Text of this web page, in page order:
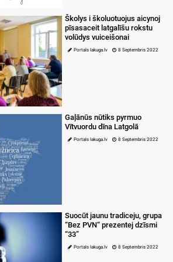
Školys i školuotuojus aicynoj
pīsasaceit latgalīšu rokstu
volūdys vuiceišonai
Portals lakuga.lv 8 Septembris 2022
Gaļānūs nūtiks pyrmuo
Vītvuordu dīna Latgolā
Portals lakuga.lv 8 Septembris 2022
Suocūt jaunu tradiceju, grupa
“Bez PVN“ prezentej dzīsmi
“33”
Portals lakuga.lv 8 Septembris 2022